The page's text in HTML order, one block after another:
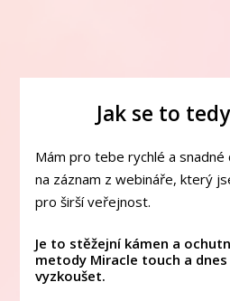
Jak se to
Mám pro tebe rychlé a snadné
na záznam z webináře, který
pro širší veřejnost.
Je to stěžejní kámen a
metody Miracle touch a
vyzkoušet.